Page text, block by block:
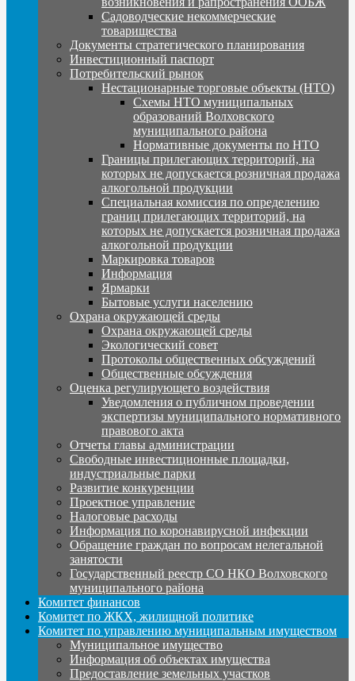
Садоводческие некоммерческие
товарищества
Документы стратегического планирования
Инвестиционный паспорт
Потребительский рынок
Нестационарные торговые объекты (НТО)
Схемы НТО муниципальных
образований Волховского
муниципального района
Нормативные документы по НТО
Границы прилегающих территорий, на
которых не допускается розничная продажа
алкогольной продукции
Специальная комиссия по определению
границ прилегающих территорий, на
которых не допускается розничная продажа
алкогольной продукции
Маркировка товаров
Информация
Ярмарки
Бытовые услуги населению
Охрана окружающей среды
Охрана окружающей среды
Экологический совет
Протоколы общественных обсуждений
Общественные обсуждения
Оценка регулирующего воздействия
Уведомления о публичном проведении
экспертизы муниципального нормативного
правового акта
Отчеты главы администрации
Свободные инвестиционные площадки,
индустриальные парки
Развитие конкуренции
Проектное управление
Налоговые расходы
Информация по коронавирусной инфекции
Обращение граждан по вопросам нелегальной
занятости
Государственный реестр СО НКО Волховского
муниципального района
Комитет финансов
Комитет по ЖКХ, жилищной политике
Комитет по управлению муниципальным имуществом
Муниципальное имущество
Информация об объектах имущества
Предоставление земельных участков